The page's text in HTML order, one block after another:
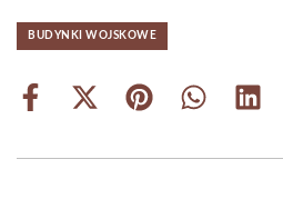
BUDYNKI WOJSKOWE
Share
Share
(Twitter)
Share Share